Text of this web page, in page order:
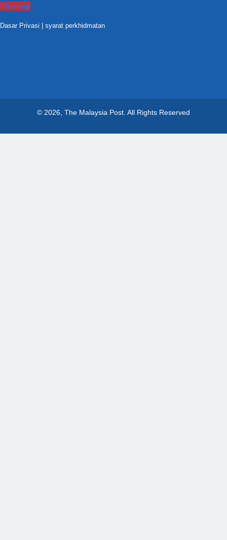
Sitemap
Dasar Privasi syarat perkhidmatan
© 2026, The Malaysia Post. All Rights Reserved